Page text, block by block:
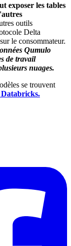
exposer les tables
outils
Delta
le consommateur.
Qumulo
de travail
nuages.
se trouvent